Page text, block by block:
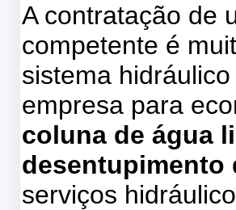
A contratação de
competente é
sistema
empresa para
coluna de água
desentupimento
serviços